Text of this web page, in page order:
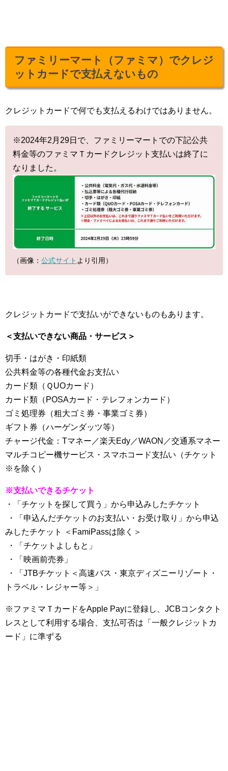
ファミリーマート（ファミマ）でクレジ
ットカードで支払えないもの
クレジットカードで何でも支払えるわけではありません。
※2024年2月29日で、ファミリーマートでの下記公共
料金等のファミマＴカードクレジット支払いは終了に
なりました。
（画像： 公式サイト より引用）
クレジットカードで支払いができないものもあります。
＜支払いできない商品・サービス＞
切手・はがき・印紙類
公共料金等の各種代金お支払い
カード類（ＱUOカード）
カード類（POSAカード・テレフォンカード）
ゴミ処理券（粗大ゴミ券・事業ゴミ券）
ギフト券（ハーゲンダッツ等）
チャージ代金：Tマネー／楽天Edy／WAON／交通系マネー
マルチコピー機サービス・スマホコード支払い（チケット
※を除く）
※支払いできるチケット
・「チケットを探して買う」から申込みしたチケット
・「申込んだチケットのお支払い・お受け取り」から申込
みしたチケット ＜FamiPassは除く＞
・「チケットよしもと」
・「映画前売券」
・「JTBチケット＜高速バス・東京ディズニーリゾート・
トラベル・レジャー等＞」
※ファミマＴカードをApple Payに登録し、JCBコンタクト
レスとして利用する場合、支払可否は「一般クレジットカ
ード」に準ずる